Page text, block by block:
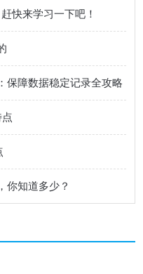
快来学习一下吧！
保障数据稳定记录全攻略
你知道多少？